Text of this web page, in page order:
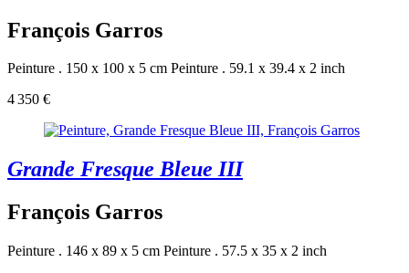
François Garros
Peinture . 150 x 100 x 5 cm Peinture . 59.1 x 39.4 x 2 inch
4 350 €
Grande Fresque Bleue III
François Garros
Peinture . 146 x 89 x 5 cm Peinture . 57.5 x 35 x 2 inch